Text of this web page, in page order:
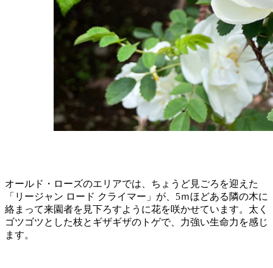
オールド・ローズのエリアでは、ちょうど見ごろを迎えた
「リージャン ロード クライマー」が、5ｍほどある隣の木に
絡まって来園者を見下ろすように花を咲かせています。太く
ゴツゴツとした枝とギザギザのトゲで、力強い生命力を感じ
ます。